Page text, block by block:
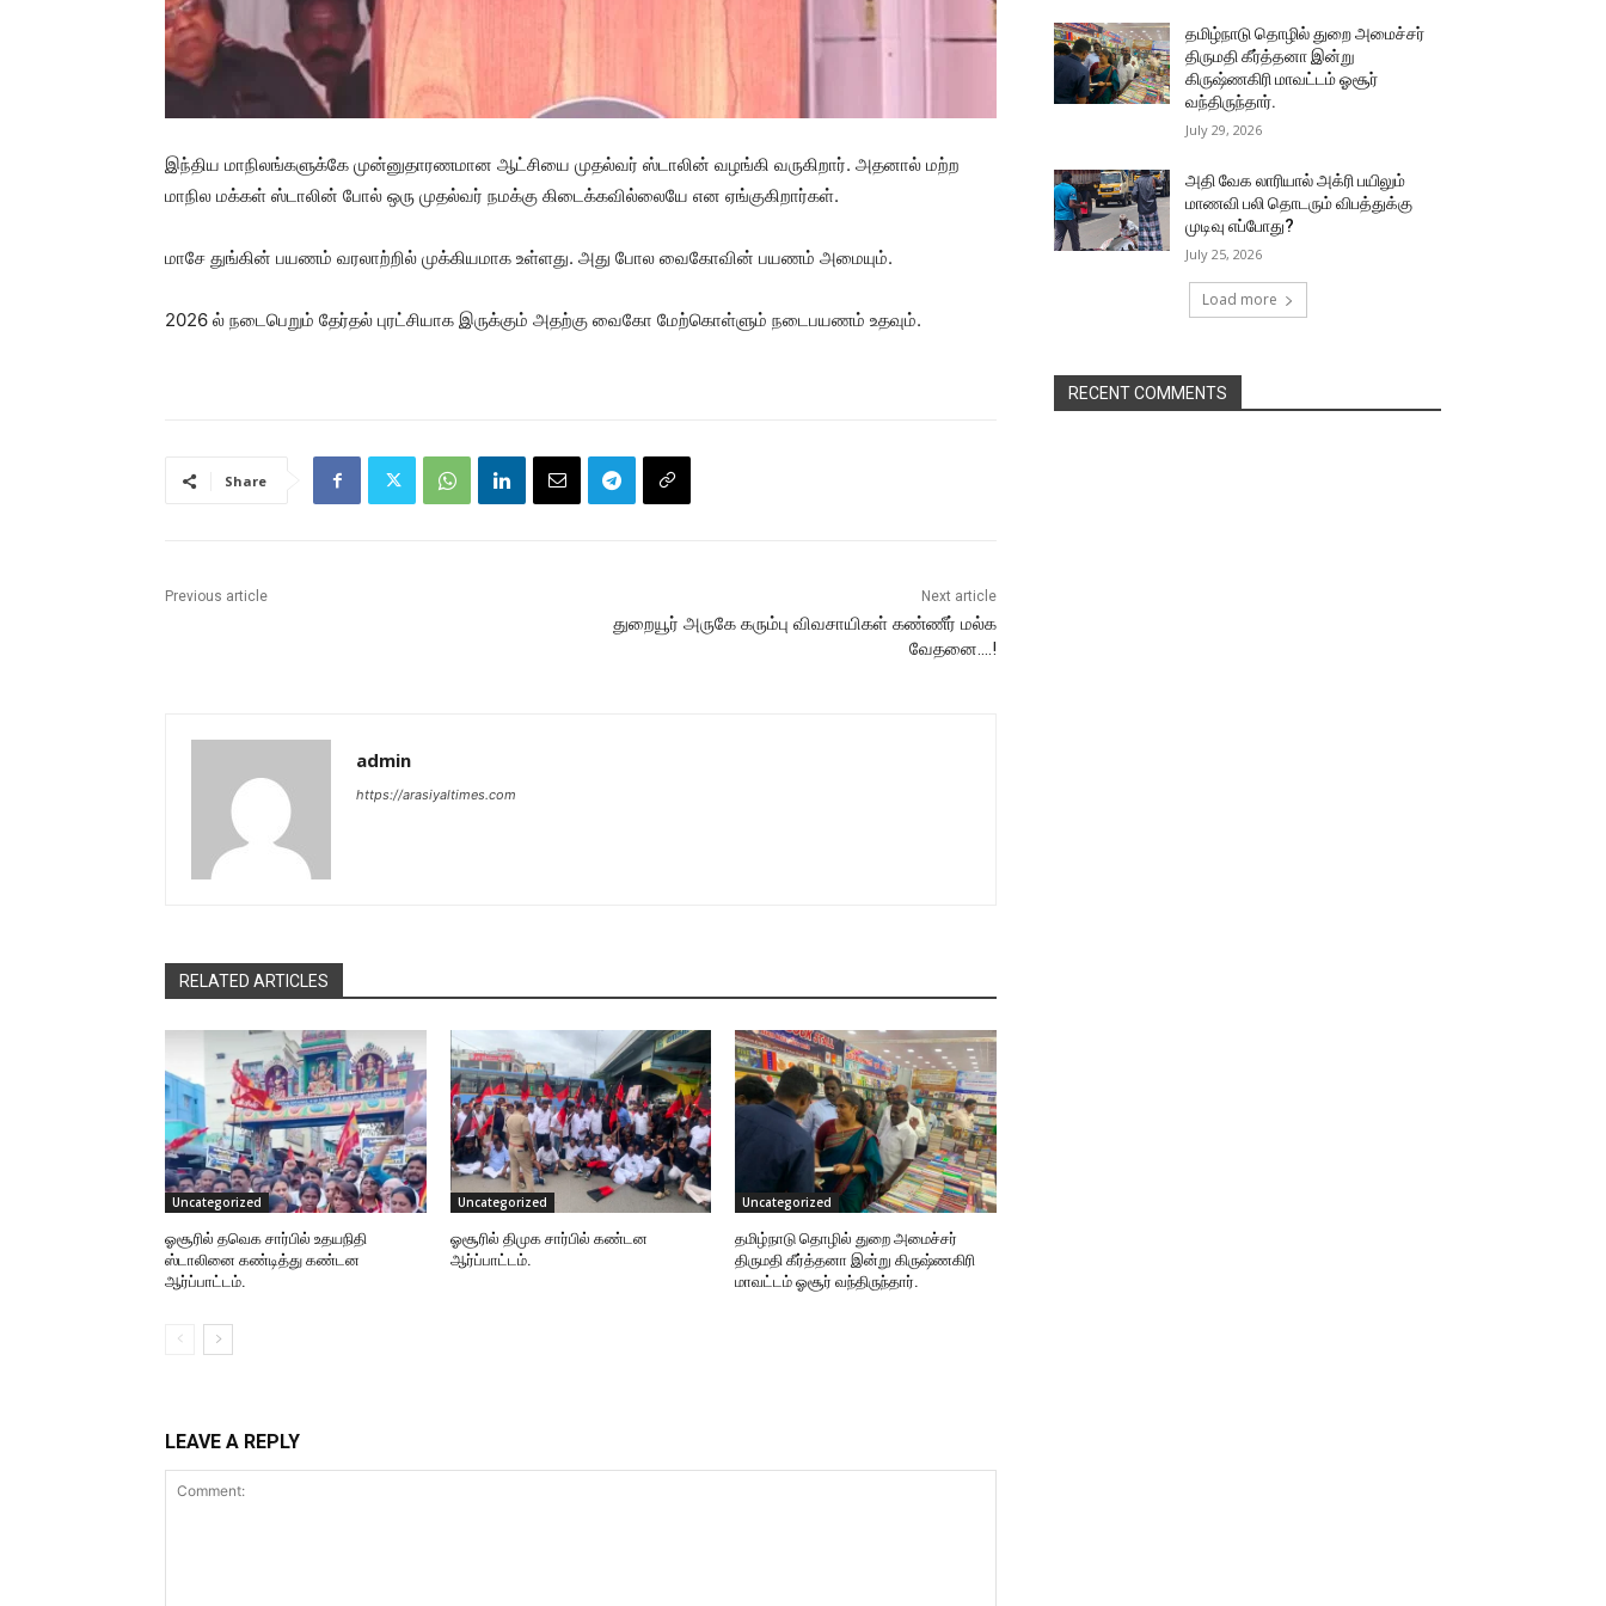
இந்திய மாநிலங்களுக்கே முன்னுதாரணமான ஆட்சியை முதல்வர் ஸ்டாலின் வழங்கி வருகிறார். அதனால் மற்ற
மாநில மக்கள் ஸ்டாலின் போல் ஒரு முதல்வர் நமக்கு கிடைக்கவில்லையே என ஏங்குகிறார்கள்.
மாசே துங்கின் பயணம் வரலாற்றில் முக்கியமாக உள்ளது. அது போல வைகோவின் பயணம் அமையும்.
2026 ல் நடைபெறும் தேர்தல் புரட்சியாக இருக்கும் அதற்கு வைகோ மேற்கொள்ளும் நடைபயணம் உதவும்.
Share
Previous article Next article
துறையூர் அருகே கரும்பு விவசாயிகள் கண்ணீர் மல்க
வேதனை….!
admin
https://arasiyaltimes.com
RELATED ARTICLES
Uncategorized
ஓசூரில் தவெக சார்பில் உதயநிதி
ஸ்டாலினை கண்டித்து கண்டன
ஆர்ப்பாட்டம்.
Uncategorized
ஓசூரில் திமுக சார்பில் கண்டன
ஆர்ப்பாட்டம்.
Uncategorized
தமிழ்நாடு தொழில் துறை அமைச்சர்
திருமதி கீர்த்தனா இன்று கிருஷ்ணகிரி
மாவட்டம் ஓசூர் வந்திருந்தார்.
LEAVE A REPLY
தமிழ்நாடு தொழில் துறை அமைச்சர்
திருமதி கீர்த்தனா இன்று
கிருஷ்ணகிரி மாவட்டம் ஓசூர்
வந்திருந்தார்.
July 29, 2026
அதி வேக லாரியால் அக்ரி பயிலும்
மாணவி பலி தொடரும் விபத்துக்கு
முடிவு எப்போது?
July 25, 2026
Load more
RECENT COMMENTS